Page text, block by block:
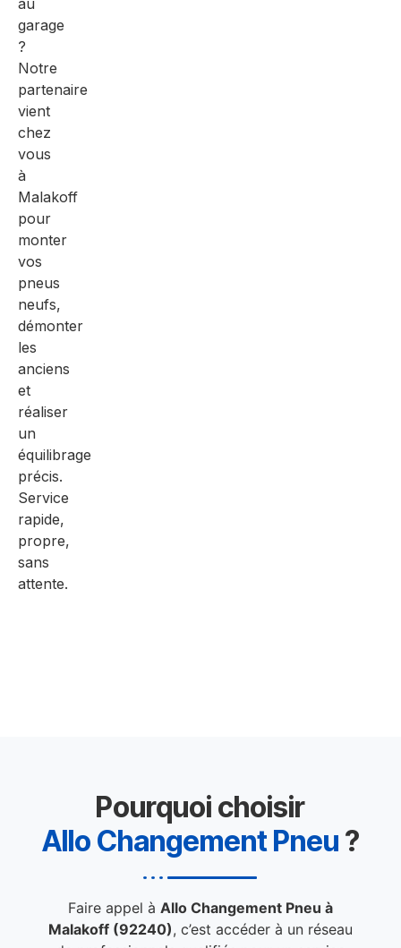
au
garage
?
Notre
partenaire
vient
chez
vous
à
Malakoff
pour
monter
vos
pneus
neufs,
démonter
les
anciens
et
réaliser
un
équilibrage
précis.
Service
rapide,
propre,
sans
attente.
Pourquoi choisir
Allo Changement Pneu ?
Faire appel à Allo Changement Pneu à
Malakoff (92240), c’est accéder à un réseau